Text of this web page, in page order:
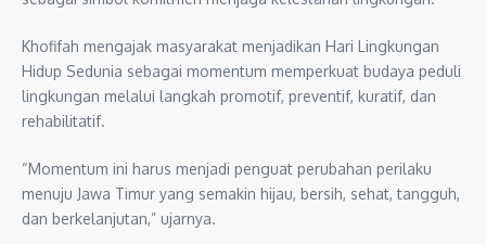
Khofifah mengajak masyarakat menjadikan Hari Lingkungan
Hidup Sedunia sebagai momentum memperkuat budaya peduli
lingkungan melalui langkah promotif, preventif, kuratif, dan
rehabilitatif.
“Momentum ini harus menjadi penguat perubahan perilaku
menuju Jawa Timur yang semakin hijau, bersih, sehat, tangguh,
dan berkelanjutan,” ujarnya.